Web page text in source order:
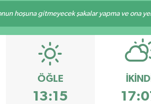
hoşuna gitmeyecek şakalar yapma ve ona
ÖĞLE
13:15
İKINDI